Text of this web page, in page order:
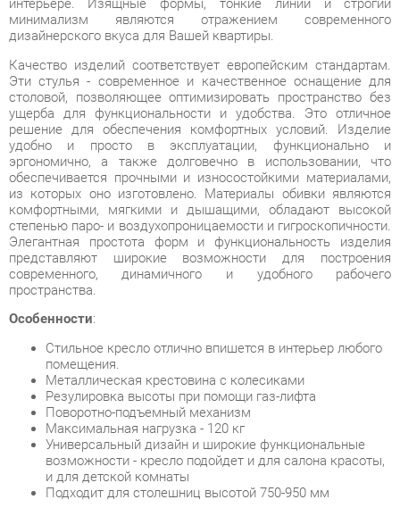
столовой, позволяющее оптимизировать пространство без
ущерба для функциональности и удобства. Это отличное
решение для обеспечения комфортных условий. Изделие
удобно и просто в эксплуатации, функционально и
эргономично, а также долговечно в использовании, что
обеспечивается прочными и износостойкими материалами,
из которых оно изготовлено. Материалы обивки являются
комфортными, мягкими и дышащими, обладают высокой
степенью паро- и воздухопроницаемости и гигроскопичности.
Элегантная простота форм и функциональность изделия
представляют широкие возможности для построения
современного, динамичного и удобного рабочего
пространства.
Особенности:
Стильное кресло отлично впишется в интерьер любого
помещения.
Металлическая крестовина с колесиками
Резулировка высоты при помощи газ-лифта
Поворотно-подъемный механизм
Универсальный дизайн и широкие функциональные
возможности - кресло подойдет и для салона красоты,
и для детской комнаты
Подходит для столешниц высотой 750-950 мм
Условия покупки
Благодаря качественным фото, исчерпывающей информации
о характеристиках и параметрах, а также отзывам
покупателей маркетплэйса «Стулья-Екатеринбург» купить
товар «Стул кухонный Цвет мебели SC-413 Бежевый»